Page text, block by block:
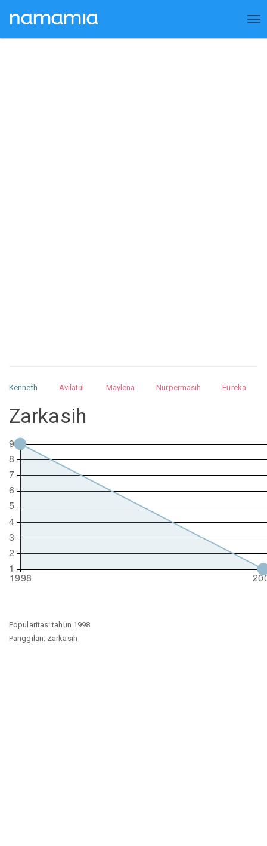
Kenneth Avilatul Maylena Nurpermasih
Eureka
Nurhilman
Pathin
Zarkasih
Popularitas: tahun 1998
Panggilan: Zarkasih